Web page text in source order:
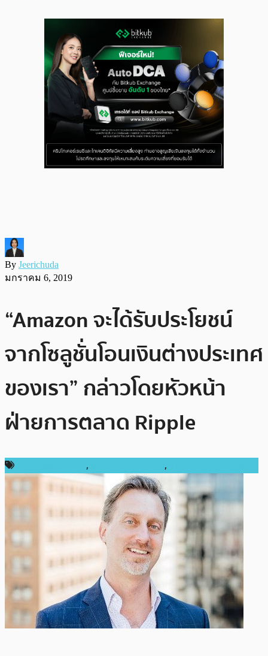
By Jeerichuda
มกราคม 6, 2019
“Amazon จะได้รับประโยชน์
จากโซลูชั่นโอนเงินต่างประเทศ
ของเรา” กล่าวโดยหัวหน้า
ฝ่ายการตลาด Ripple
, ,